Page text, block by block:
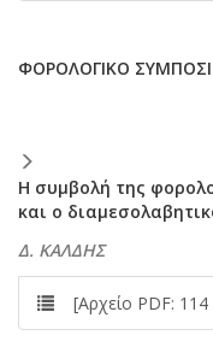
ΦΟΡΟΛΟΓΙΚΟ
Η συμβολή της
και ο
Δ. ΚΑΛΔΗΣ
[Αρχείο PDF: 114